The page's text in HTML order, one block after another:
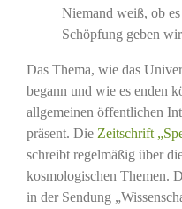
Niemand weiß, ob
Schöpfung geben
Das Thema, wie das
begann und wie es enden
allgemeinen öffentlichen
präsent. Die Zeitschrift
schreibt regelmäßig über
kosmologischen Themen.
in der Sendung